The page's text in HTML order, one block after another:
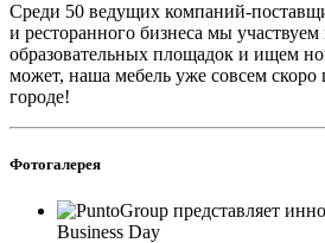
Среди 50 ведущих компаний-
и ресторанного бизнеса мы участвуем
образовательных площадок и ищем
может, наша мебель уже совсем скоро
городе!
Фотогалерея